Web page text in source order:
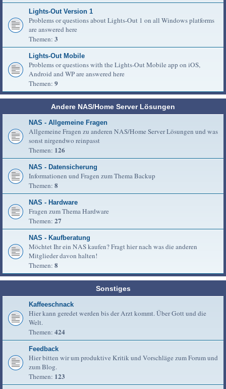
Lights-Out Version 1
Problems or questions about Lights-Out 1 on all Windows platforms
are answered here
Themen: 3
Lights-Out Mobile
Problems or questions with the Lights-Out Mobile app on iOS,
Android and WP are answered here
Themen: 9
Andere NAS/Home Server Lösungen
NAS - Allgemeine Fragen
Allgemeine Fragen zu anderen NAS/Home Server Lösungen und was
sonst nirgendwo reinpasst
Themen: 126
NAS - Datensicherung
Informationen und Fragen zum Thema Backup
Themen: 8
NAS - Hardware
Fragen zum Thema Hardware
Themen: 27
NAS - Kaufberatung
Möchtet Ihr ein NAS kaufen? Fragt hier nach was die anderen
Mitglieder davon halten!
Themen: 8
Sonstiges
Kaffeeschnack
Hier kann geredet werden bis der Arzt kommt. Über Gott und die
Welt.
Themen: 424
Feedback
Hier bitten wir um produktive Kritik und Vorschläge zum Forum und
zum Blog.
Themen: 123